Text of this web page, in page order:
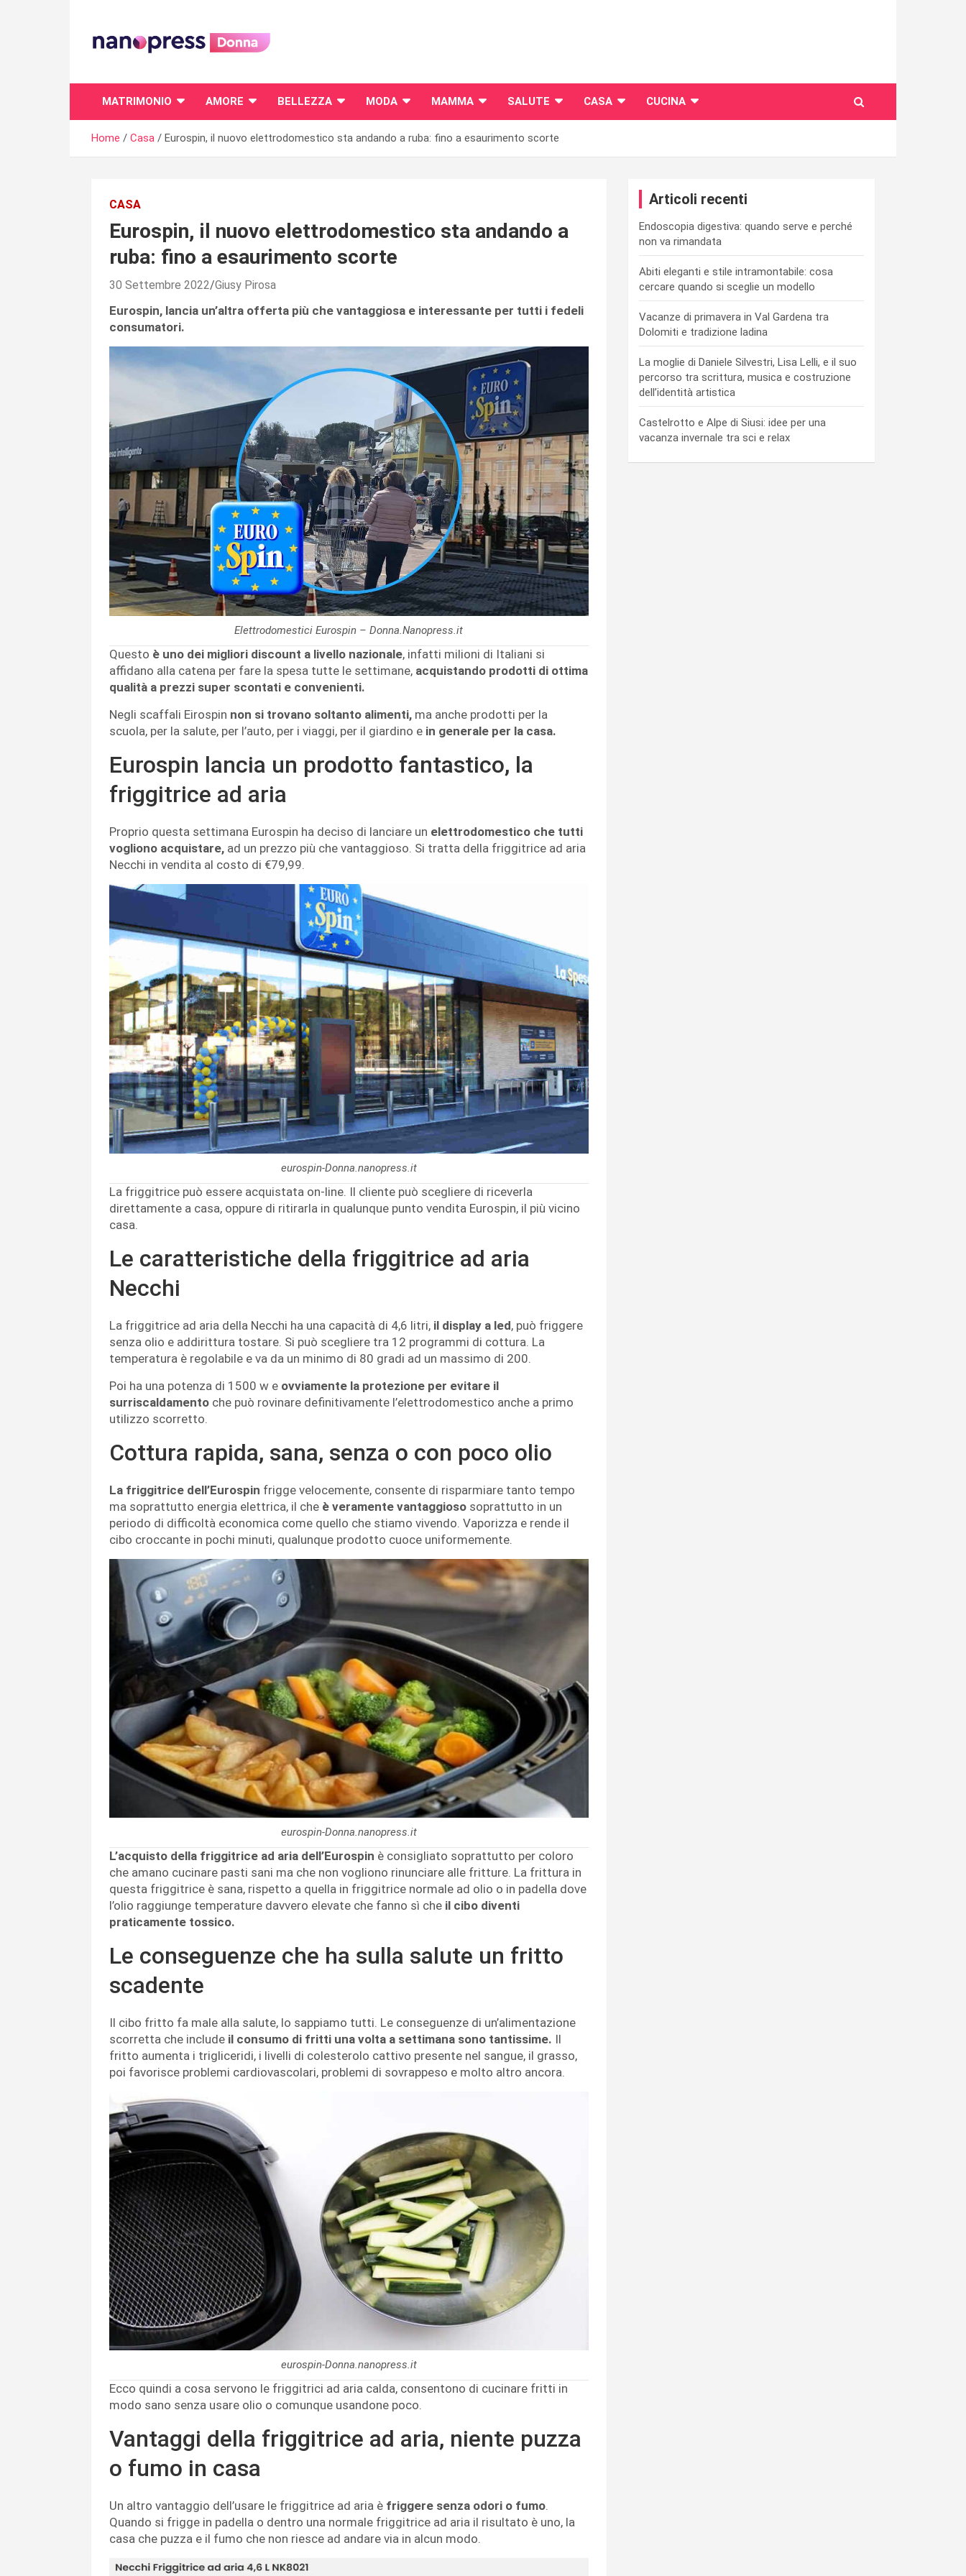
content
MATRIMONIO AMORE BELLEZZA MODA MAMMA SALUTE CASA CUCINA
Home Casa Eurospin, il nuovo elettrodomestico sta andando a ruba: fino a esaurimento scorte
CASA
Eurospin, il nuovo elettrodomestico sta andando a
ruba: fino a esaurimento scorte
30 Settembre 2022 Giusy Pirosa
Eurospin, lancia un’altra offerta più che vantaggiosa e interessante per tutti i fedeli
consumatori.
Elettrodomestici Eurospin – Donna.Nanopress.it
Questo è uno dei migliori discount a livello nazionale, infatti milioni di Italiani si
affidano alla catena per fare la spesa tutte le settimane, acquistando prodotti di ottima
qualità a prezzi super scontati e convenienti.
Negli scaffali Eirospin non si trovano soltanto alimenti, ma anche prodotti per la
scuola, per la salute, per l’auto, per i viaggi, per il giardino e in generale per la casa.
Eurospin lancia un prodotto fantastico, la
friggitrice ad aria
Proprio questa settimana Eurospin ha deciso di lanciare un elettrodomestico che tutti
vogliono acquistare, ad un prezzo più che vantaggioso. Si tratta della friggitrice ad aria
Necchi in vendita al costo di €79,99.
eurospin-Donna.nanopress.it
La friggitrice può essere acquistata on-line. Il cliente può scegliere di riceverla
direttamente a casa, oppure di ritirarla in qualunque punto vendita Eurospin, il più vicino
casa.
Le caratteristiche della friggitrice ad aria
Necchi
La friggitrice ad aria della Necchi ha una capacità di 4,6 litri, il display a led, può friggere
senza olio e addirittura tostare. Si può scegliere tra 12 programmi di cottura. La
temperatura è regolabile e va da un minimo di 80 gradi ad un massimo di 200.
Poi ha una potenza di 1500 w e ovviamente la protezione per evitare il
surriscaldamento che può rovinare definitivamente l’elettrodomestico anche a primo
utilizzo scorretto.
Cottura rapida, sana, senza o con poco olio
La friggitrice dell’Eurospin frigge velocemente, consente di risparmiare tanto tempo
ma soprattutto energia elettrica, il che è veramente vantaggioso soprattutto in un
periodo di difficoltà economica come quello che stiamo vivendo. Vaporizza e rende il
cibo croccante in pochi minuti, qualunque prodotto cuoce uniformemente.
eurospin-Donna.nanopress.it
L’acquisto della friggitrice ad aria dell’Eurospin è consigliato soprattutto per coloro
che amano cucinare pasti sani ma che non vogliono rinunciare alle fritture. La frittura in
questa friggitrice è sana, rispetto a quella in friggitrice normale ad olio o in padella dove
l’olio raggiunge temperature davvero elevate che fanno sì che il cibo diventi
praticamente tossico.
Le conseguenze che ha sulla salute un fritto
scadente
Il cibo fritto fa male alla salute, lo sappiamo tutti. Le conseguenze di un’alimentazione
scorretta che include il consumo di fritti una volta a settimana sono tantissime. Il
fritto aumenta i trigliceridi, i livelli di colesterolo cattivo presente nel sangue, il grasso,
poi favorisce problemi cardiovascolari, problemi di sovrappeso e molto altro ancora.
eurospin-Donna.nanopress.it
Ecco quindi a cosa servono le friggitrici ad aria calda, consentono di cucinare fritti in
modo sano senza usare olio o comunque usandone poco.
Vantaggi della friggitrice ad aria, niente puzza
o fumo in casa
Un altro vantaggio dell’usare le friggitrice ad aria è friggere senza odori o fumo.
Quando si frigge in padella o dentro una normale friggitrice ad aria il risultato è uno, la
casa che puzza e il fumo che non riesce ad andare via in alcun modo.
Articoli recenti
Endoscopia digestiva: quando serve e perché
non va rimandata
Abiti eleganti e stile intramontabile: cosa
cercare quando si sceglie un modello
Vacanze di primavera in Val Gardena tra
Dolomiti e tradizione ladina
La moglie di Daniele Silvestri, Lisa Lelli, e il suo
percorso tra scrittura, musica e costruzione
dell’identità artistica
Castelrotto e Alpe di Siusi: idee per una
vacanza invernale tra sci e relax